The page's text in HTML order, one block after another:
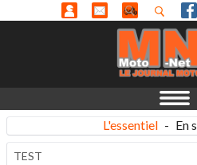
L'essentiel - En
TEST